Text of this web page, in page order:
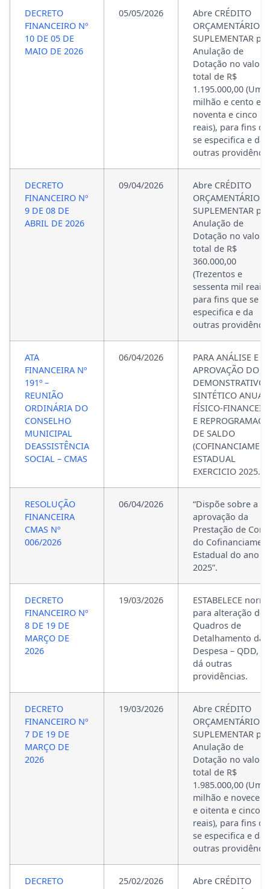
DECRETO
FINANCEIRO Nº
10 DE 05 DE
MAIO DE 2026
05/05/2026
Abre CRÉDITO
ORÇAMENTÁRIO E
SUPLEMENTAR por
Anulação de
Dotação no valor
total de R$
1.195.000,00 (Um
milhão e cento e
noventa e cinco
reais), para fins
se especifica e da
outras
DECRETO
FINANCEIRO Nº
9 DE 08 DE
ABRIL DE 2026
09/04/2026
Abre CRÉDITO
ORÇAMENTÁRIO E
SUPLEMENTAR por
Anulação de
Dotação no valor
total de R$
360.000,00
(Trezentos e
sessenta mil reais),
para fins que se
especifica e da
outras
ATA
FINANCEIRA Nº
191º –
REUNIÃO
ORDINÁRIA DO
CONSELHO
MUNICIPAL
DEASSISTÊNCIA
SOCIAL – CMAS
06/04/2026
PARA ANÁLISE E
APROVAÇÃO DO
DEMONSTRATIVO
SINTÉTICO ANUAL
FÍSICO-
E
DE SALDO
ESTADUAL
EXERCICIO 2025.)
RESOLUÇÃO
FINANCEIRA
CMAS Nº
006/2026
06/04/2026
“Dispõe sobre a
aprovação da
Prestação de
do
Estadual do ano
2025”.
DECRETO
FINANCEIRO Nº
8 DE 19 DE
MARÇO DE
2026
19/03/2026
ESTABELECE
para alteração dos
Quadros de
Detalhamento da
Despesa – QDD, e
dá outras
providências.
DECRETO
FINANCEIRO Nº
7 DE 19 DE
MARÇO DE
2026
19/03/2026
Abre CRÉDITO
ORÇAMENTÁRIO E
SUPLEMENTAR por
Anulação de
Dotação no valor
total de R$
1.985.000,00 (Um
milhão e
e oitenta e cinco
reais), para fins
se especifica e da
outras
DECRETO
25/02/2026
Abre CRÉDITO